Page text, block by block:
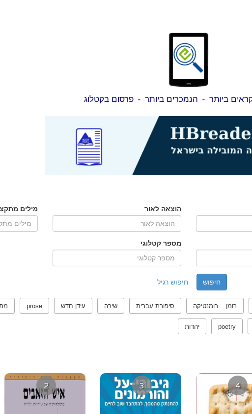
ביותר - הנמכרים ביותר -פרסום בקטלוג
הוצאה לאור מילים
מספר קטלוגי
חיפוש רגיל
רומן רומנטיקה סיפורת עברית שירה עידן חדש prose
poetry יהדות
2 3 4